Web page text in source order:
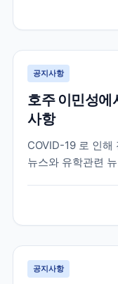
공지사항
호주 이민성에
사항
COVID-19 로 인해
뉴스와 유학관련
기들은 나올것이
비자 및 485
공지사항